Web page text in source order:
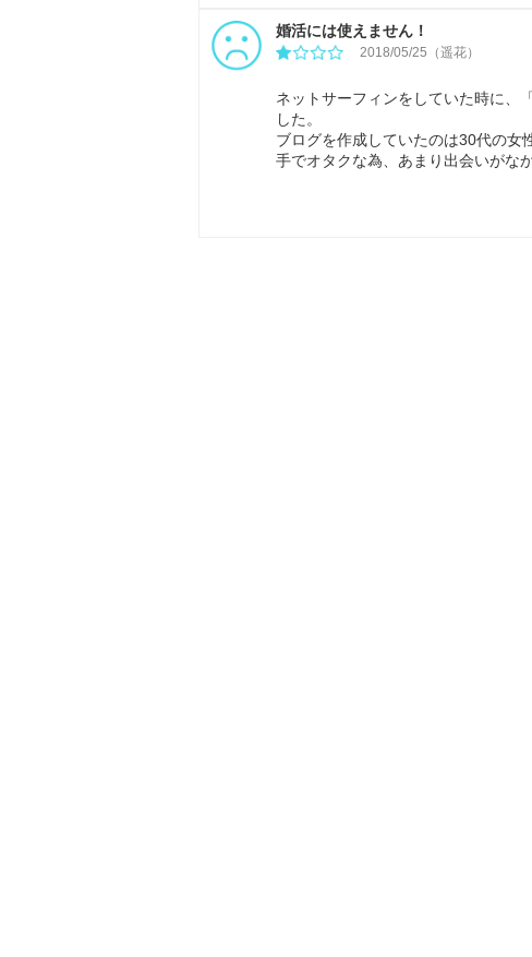
婚活には使えません！
2018/05/25（遥花）
ネットサーフィンをしていた時に、
した。
ブログを作成していたのは30代の女
手でオタクな為、あまり出会いがな